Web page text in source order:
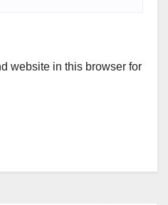
website in this browser for